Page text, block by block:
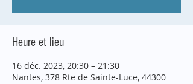
Heure et lieu
16 déc. 2023, 20:30 – 21:30
Nantes, 378 Rte de Sainte-Luce, 44300